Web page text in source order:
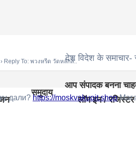
देश विदेश के समाचार-
समुदाय
आप संपादक बनना
लॉग इन /
› Reply To: พวงหรีด วัดหลักสี่:.
дали? https://moskvakupit.shop